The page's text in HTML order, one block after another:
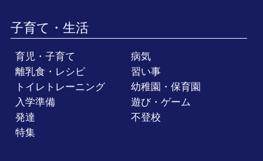
子育て・生活
育児・子育て
病気
離乳食・レシピ
習い事
トイレトレーニング
幼稚園・保育園
入学準備
遊び・ゲーム
発達
不登校
特集